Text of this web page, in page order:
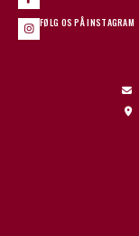
FØLG OS PÅ INSTAGRAM